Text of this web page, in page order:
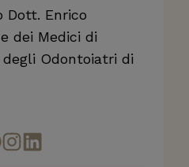
Dott. Enrico
dei Medici di
Odontoiatri di